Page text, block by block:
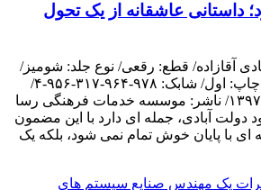
داستانی عاشقانه از یک تحول
آقازاده/ قطع: رقعی/ نوع جلد: شومیز/
تعداد صفحه:۳۴۴/ نوبت چاپ: اول/ شابک: ۹۷۸-۹۶۴-۳۱۷-۹۵۶-۴/
تیراژ:۱۰۰۰/ سال چاپ: ۱۳۹۷/ ناشر: موسسه خدمات فرهنگی رسا
دولت آبادی، جمله ای دارد با این مضمون
ای با پایان خوش تمام نمی شود، بلکه یک